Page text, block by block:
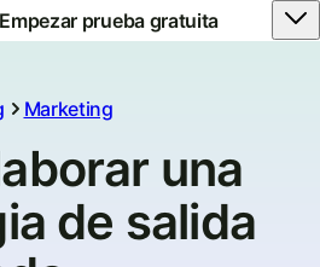
Empezar prueba gratuita
Marketing
una
de salida